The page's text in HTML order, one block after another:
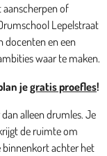
aanscherpen of
Lepelstraat
docenten en een
waar te maken.
jegratis proefles!
alleen drumles. Je
de ruimte om
binnenkort achter het